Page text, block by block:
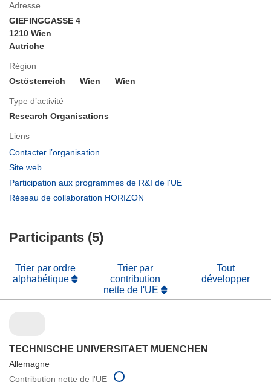
Adresse
GIEFINGGASSE 4
1210 Wien
Autriche
Région
Ostösterreich
Wien Wien
Type d’activité
Research Organisations
Liens
Contacter l’organisation
fenêtre)
Site web
dans
une
Participation aux programmes de R&I de l'UE
Réseau de collaboration HORIZON
Participants (5)
Trier par ordre
alphabétique
Trier par
contribution
nette de l'UE
Tout
développer
TECHNISCHE UNIVERSITAET MUENCHEN
Allemagne
Contribution nette de l'UE